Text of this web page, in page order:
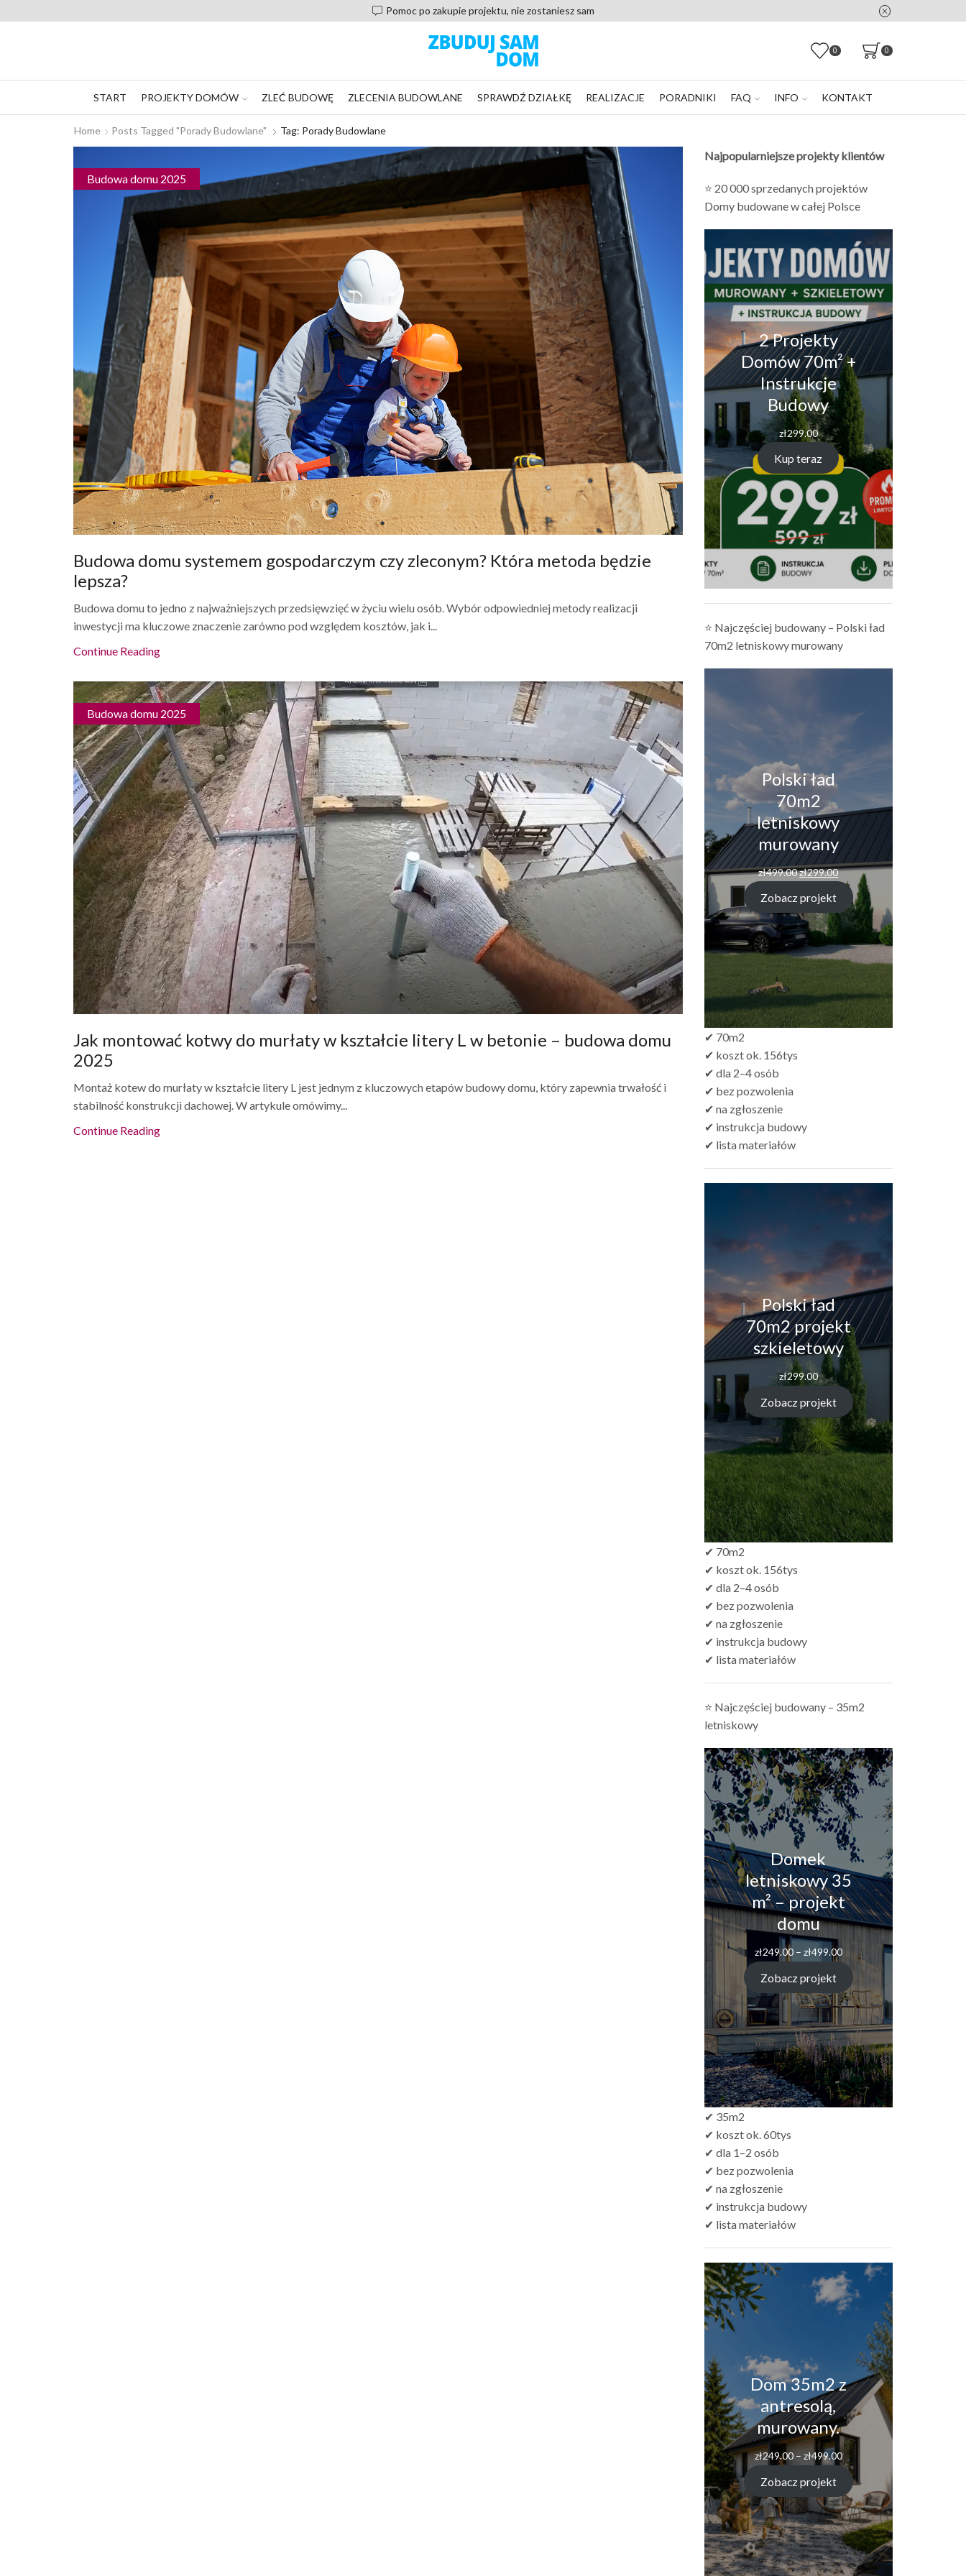
Pomoc po zakupie projektu, nie zostaniesz sam
0 0
START PROJEKTY DOMÓW ZLEĆ BUDOWĘ ZLECENIA BUDOWLANE SPRAWDŹ DZIAŁKĘ REALIZACJE PORADNIKI FAQ INFO KONTAKT
Home Posts Tagged "porady Budowlane" Tag: Porady Budowlane
Budowa domu 2025
Budowa domu systemem gospodarczym czy zleconym? Która metoda będzie
lepsza?
Budowa domu to jedno z najważniejszych przedsięwzięć w życiu wielu osób. Wybór odpowiedniej metody realizacji
inwestycji ma kluczowe znaczenie zarówno pod względem kosztów, jak i...
Continue Reading
Budowa domu 2025
Jak montować kotwy do murłaty w kształcie litery L w betonie – budowa domu
2025
Montaż kotew do murłaty w kształcie litery L jest jednym z kluczowych etapów budowy domu, który zapewnia trwałość i
stabilność konstrukcji dachowej. W artykule omówimy...
Continue Reading
Najpopularniejsze projekty klientów
⭐ 20 000 sprzedanych projektów
Domy budowane w całej Polsce
2 Projekty
Domów 70m² +
Instrukcje
Budowy
zł299.00
Kup teraz
⭐ Najczęściej budowany – Polski ład
70m2 letniskowy murowany
Polski ład
70m2
letniskowy
murowany
zł499.00Pierwotna
cena
wynosiła:
zł499.00.
zł299.00Aktualna
cena
wynosi:
zł299.00.
Zobacz projekt
✔ 70m2
✔ koszt ok. 156tys
✔ dla 2–4 osób
✔ bez pozwolenia
✔ na zgłoszenie
✔ instrukcja budowy
✔ lista materiałów
Polski ład
70m2 projekt
szkieletowy
zł299.00
Zobacz projekt
✔ 70m2
✔ koszt ok. 156tys
✔ dla 2–4 osób
✔ bez pozwolenia
✔ na zgłoszenie
✔ instrukcja budowy
✔ lista materiałów
⭐ Najczęściej budowany – 35m2
letniskowy
Domek
letniskowy 35
m² – projekt
domu
zł249.00 – zł499.00Zakres
cen:
od
zł249.00
do
zł499.00
Zobacz projekt
✔ 35m2
✔ koszt ok. 60tys
✔ dla 1–2 osób
✔ bez pozwolenia
✔ na zgłoszenie
✔ instrukcja budowy
✔ lista materiałów
Dom 35m2 z
antresolą,
murowany.
zł249.00 – zł499.00Zakres
cen:
od
zł249.00
do
zł499.00
Zobacz projekt